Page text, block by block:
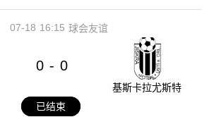
16:15
07-18 球会友谊
0 - 0
基斯卡拉尤斯特
已结束